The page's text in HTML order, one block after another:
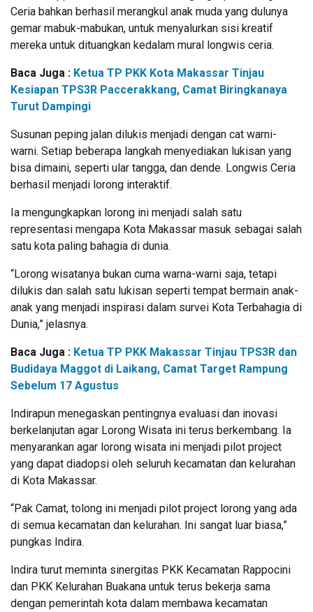
Ceria bahkan berhasil merangkul anak muda yang dulunya
gemar mabuk-mabukan, untuk menyalurkan sisi kreatif
mereka untuk dituangkan kedalam mural longwis ceria.
Baca Juga : Ketua TP PKK Kota Makassar Tinjau
Kesiapan TPS3R Paccerakkang, Camat Biringkanaya
Turut Dampingi
Susunan peping jalan dilukis menjadi dengan cat warni-
warni. Setiap beberapa langkah menyediakan lukisan yang
bisa dimaini, seperti ular tangga, dan dende. Longwis Ceria
berhasil menjadi lorong interaktif.
Ia mengungkapkan lorong ini menjadi salah satu
representasi mengapa Kota Makassar masuk sebagai salah
satu kota paling bahagia di dunia.
“Lorong wisatanya bukan cuma warna-warni saja, tetapi
dilukis dan salah satu lukisan seperti tempat bermain anak-
anak yang menjadi inspirasi dalam survei Kota Terbahagia di
Dunia,” jelasnya.
Baca Juga : Ketua TP PKK Makassar Tinjau TPS3R dan
Budidaya Maggot di Laikang, Camat Target Rampung
Sebelum 17 Agustus
Indirapun menegaskan pentingnya evaluasi dan inovasi
berkelanjutan agar Lorong Wisata ini terus berkembang. Ia
menyarankan agar lorong wisata ini menjadi pilot project
yang dapat diadopsi oleh seluruh kecamatan dan kelurahan
di Kota Makassar.
“Pak Camat, tolong ini menjadi pilot project lorong yang ada
di semua kecamatan dan kelurahan. Ini sangat luar biasa,”
pungkas Indira.
Indira turut meminta sinergitas PKK Kecamatan Rappocini
dan PKK Kelurahan Buakana untuk terus bekerja sama
dengan pemerintah kota dalam membawa kecamatan